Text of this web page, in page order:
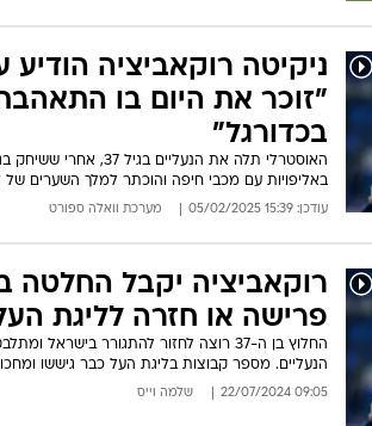
ניקיטה רוקאביציה
"זוכר את היום בו
בכדורגל"
האוסטרלי תלה את הנעליים
באליפויות עם מכבי חיפה והוכתר למלך השערים של
עודכן: 15:39 05/02/2025 מערכת וואלה ספורט
רוקאביציה יקבל החלטה
פרישה או חזרה לליגת
החלוץ בן ה-37 רוצה לחזור להתגורר בישראל
הנעליים. מספר קבוצות בליגת העל כבר גיששו
09:05 22/07/2024 שלמה וייס